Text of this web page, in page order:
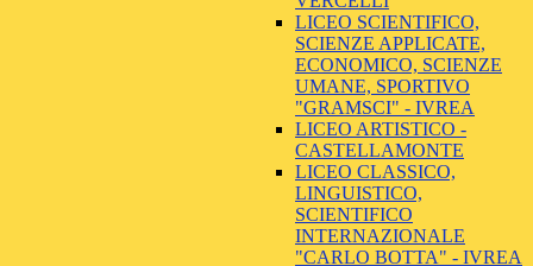
LICEO SCIENTIFICO,
SCIENZE APPLICATE,
ECONOMICO, SCIENZE
UMANE, SPORTIVO
"GRAMSCI" - IVREA
LICEO ARTISTICO -
CASTELLAMONTE
LICEO CLASSICO,
LINGUISTICO,
SCIENTIFICO
INTERNAZIONALE
"CARLO BOTTA" - IVREA